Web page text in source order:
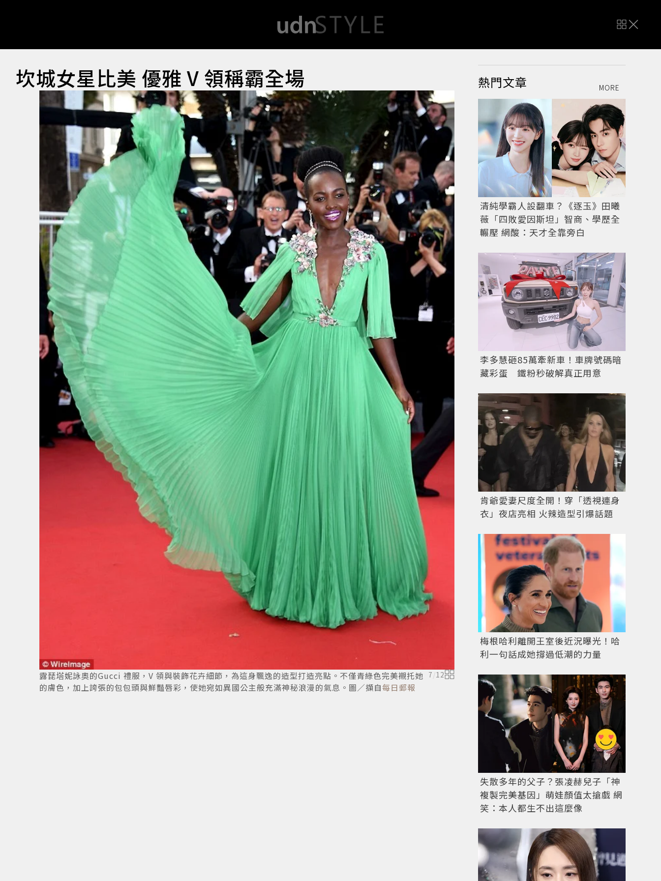
坎城女星比美 優雅 V 領稱霸全場
露琵塔妮詠奧的Gucci 禮服，V 領與裝飾花卉細節，為這身飄逸的造型打造亮點。不僅青綠色完美襯托她
的膚色，加上誇張的包包頭與鮮豔唇彩，使她宛如異國公主般充滿神秘浪漫的氣息。圖／擷自每日郵報
7/12
茱莉安摩爾以一件黑灰色 Armani Privé 禮服出場，大
的灰色裙擺，都讓她充滿了影后的氣勢。圖／擷自
熱門文章 MORE
清純學霸人設翻車？《逐玉》田曦
薇「四敗愛因斯坦」智商、學歷全
輾壓 網酸：天才全靠旁白
李多慧砸85萬牽新車！車牌號碼暗
藏彩蛋 鐵粉秒破解真正用意
肯爺愛妻尺度全開！穿「透視連身
衣」夜店亮相 火辣造型引爆話題
梅根哈利離開王室後近況曝光！哈
利一句話成她撐過低潮的力量
失散多年的父子？張凌赫兒子「神
複製完美基因」萌娃顏值太搶戲 網
笑：本人都生不出這麼像